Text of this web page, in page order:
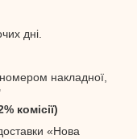
дні.
накладної,
комісії)
«Нова